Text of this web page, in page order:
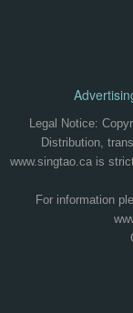
Legal Notice:
Distribution,
www.singtao.ca is
For information